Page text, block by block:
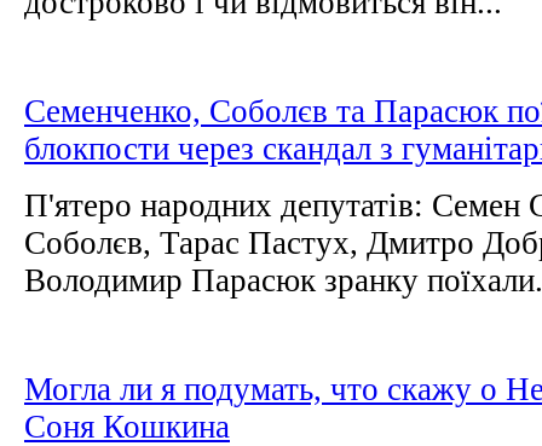
Семенченко, Соболєв та Парасюк
блокпости через скандал з
П'ятеро народних депутатів: Семен
Соболєв, Тарас Пастух, Дмитро
Володимир Парасюк зранку
Могла ли я подумать, что скажу о
Соня Кошкина